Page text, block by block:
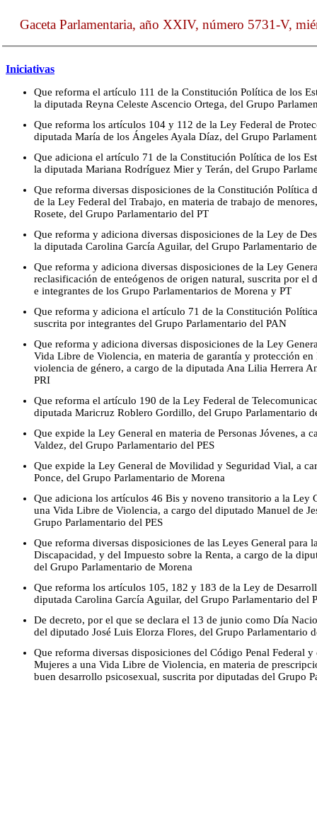
Gaceta Parlamentaria, año XXIV, número 5731-V,
Iniciativas
Que reforma el artículo 111 de la Constitución Política de los
la diputada Reyna Celeste Ascencio Ortega, del Grupo
Que reforma los artículos 104 y 112 de la Ley Federal de
diputada María de los Ángeles Ayala Díaz, del Grupo
Que adiciona el artículo 71 de la Constitución Política de los
la diputada Mariana Rodríguez Mier y Terán, del Grupo
Que reforma diversas disposiciones de la Constitución Política
de la Ley Federal del Trabajo, en materia de trabajo de
Rosete, del Grupo Parlamentario del PT
Que reforma y adiciona diversas disposiciones de la Ley de
la diputada Carolina García Aguilar, del Grupo Parlamentario
Que reforma y adiciona diversas disposiciones de la Ley
reclasificación de enteógenos de origen natural, suscrita por el
e integrantes de los Grupo Parlamentarios de Morena y PT
Que reforma y adiciona el artículo 71 de la Constitución
suscrita por integrantes del Grupo Parlamentario del PAN
Que reforma y adiciona diversas disposiciones de la Ley
Vida Libre de Violencia, en materia de garantía y protección
violencia de género, a cargo de la diputada Ana Lilia Herrera
PRI
Que reforma el artículo 190 de la Ley Federal de
diputada Maricruz Roblero Gordillo, del Grupo Parlamentario
Que expide la Ley General en materia de Personas Jóvenes, a
Valdez, del Grupo Parlamentario del PES
Que expide la Ley General de Movilidad y Seguridad Vial, a
Ponce, del Grupo Parlamentario de Morena
Que adiciona los artículos 46 Bis y noveno transitorio a la Ley
una Vida Libre de Violencia, a cargo del diputado Manuel de
Grupo Parlamentario del PES
Que reforma diversas disposiciones de las Leyes General para
Discapacidad, y del Impuesto sobre la Renta, a cargo de la
del Grupo Parlamentario de Morena
Que reforma los artículos 105, 182 y 183 de la Ley de
diputada Carolina García Aguilar, del Grupo Parlamentario del
De decreto, por el que se declara el 13 de junio como Día
del diputado José Luis Elorza Flores, del Grupo Parlamentario
Que reforma diversas disposiciones del Código Penal Federal
Mujeres a una Vida Libre de Violencia, en materia de
buen desarrollo psicosexual, suscrita por diputadas del Grupo